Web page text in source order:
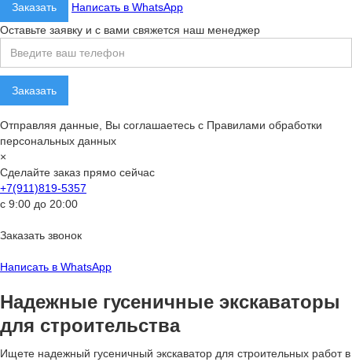
Заказать
Написать в WhatsApp
Оставьте заявку и с вами свяжется наш менеджер
Отправляя данные, Вы соглашаетесь с Правилами обработки
персональных данных
×
Сделайте заказ прямо сейчас
+7(911)819-5357
с 9:00 до 20:00
Заказать звонок
Написать в WhatsApp
Надежные гусеничные экскаваторы
для строительства
Ищете надежный гусеничный экскаватор для строительных работ в